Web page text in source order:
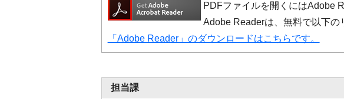
PDFファイルを開くにはAdobe
Adobe Readerは、無料で以下の
「Adobe Reader」のダウンロードはこちらです。
担当課